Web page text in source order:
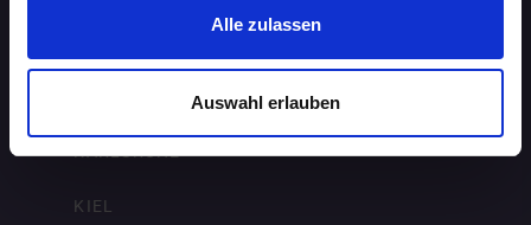
Alle zulassen
Auswahl erlauben
KARLSRUHE
KIEL